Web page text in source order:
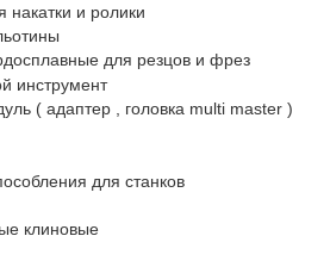
накатки и ролики
для резцов и фрез
инструмент
( адаптер , головка multi master )
для станков
клиновые